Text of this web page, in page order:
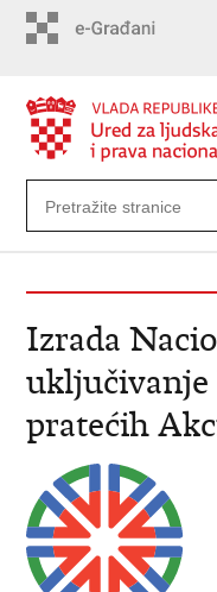
Izrada
uključivanje
pratećih